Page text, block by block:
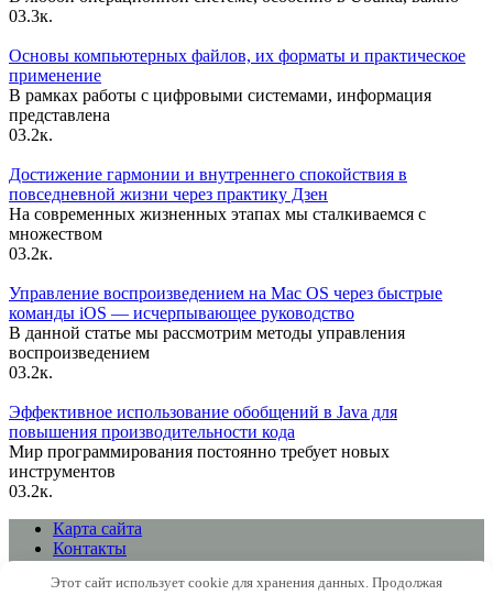
03.3к.
Основы компьютерных файлов, их форматы и практическое
применение
В рамках работы с цифровыми системами, информация
представлена
03.2к.
Достижение гармонии и внутреннего спокойствия в
повседневной жизни через практику Дзен
На современных жизненных этапах мы сталкиваемся с
множеством
03.2к.
Управление воспроизведением на Mac OS через быстрые
команды iOS — исчерпывающее руководство
В данной статье мы рассмотрим методы управления
воспроизведением
03.2к.
Эффективное использование обобщений в Java для
повышения производительности кода
Мир программирования постоянно требует новых
инструментов
03.2к.
Карта сайта
Контакты
Этот сайт использует cookie для хранения данных. Продолжая